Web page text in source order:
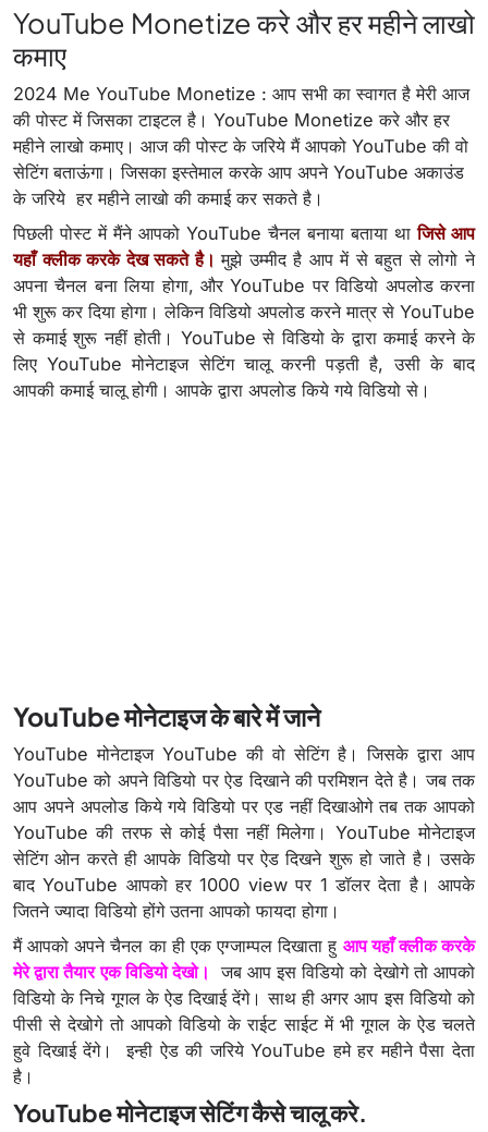
YouTube Monetize करे और हर महीने लाखो
कमाए
2024 Me YouTube Monetize : आप सभी का स्वागत है मेरी आज
की पोस्ट में जिसका टाइटल है। YouTube Monetize करे और हर
महीने लाखो कमाए। आज की पोस्ट के जरिये मैं आपको YouTube की वो
सेटिंग बताऊंगा। जिसका इस्तेमाल करके आप अपने YouTube अकाउंड
के जरिये हर महीने लाखो की कमाई कर सकते है।
पिछली पोस्ट में मैंने आपको YouTube चैनल बनाया बताया थाजिसे आप
यहाँ क्लीक करके देख सकते है।मुझे उम्मीद है आप में से बहुत से लोगो ने
अपना चैनल बना लिया होगा, और YouTube पर विडियो अपलोड करना
भी शुरू कर दिया होगा। लेकिन विडियो अपलोड करने मात्र से YouTube
से कमाई शुरू नहीं होती। YouTube से विडियो के द्वारा कमाई करने के
लिए YouTube मोनेटाइज सेटिंग चालू करनी पड़ती है, उसी के बाद
आपकी कमाई चालू होगी। आपके द्वारा अपलोड किये गये विडियो से।
YouTube मोनेटाइज के बारे में जाने
YouTube मोनेटाइज YouTube की वो सेटिंग है। जिसके द्वारा आप
YouTube को अपने विडियो पर ऐड दिखाने की परमिशन देते है। जब तक
आप अपने अपलोड किये गये विडियो पर एड नहीं दिखाओगे तब तक आपको
YouTube की तरफ से कोई पैसा नहीं मिलेगा। YouTube मोनेटाइज
सेटिंग ओन करते ही आपके विडियो पर ऐड दिखने शुरू हो जाते है। उसके
बाद YouTube आपको हर 1000 view पर 1 डॉलर देता है। आपके
जितने ज्यादा विडियो होंगे उतना आपको फायदा होगा।
मैं आपको अपने चैनल का ही एक एग्जाम्पल दिखाता हु आप यहाँ क्लीक करके
मेरे द्वारा तैयार एक विडियो देखो। जब आप इस विडियो को देखोगे तो आपको
विडियो के निचे गूगल के ऐड दिखाई देंगे। साथ ही अगर आप इस विडियो को
पीसी से देखोगे तो आपको विडियो के राईट साईट में भी गूगल के ऐड चलते
हुवे दिखाई देंगे। इन्ही ऐड की जरिये YouTube हमे हर महीने पैसा देता
है।
YouTube मोनेटाइज सेटिंग कैसे चालू करे.